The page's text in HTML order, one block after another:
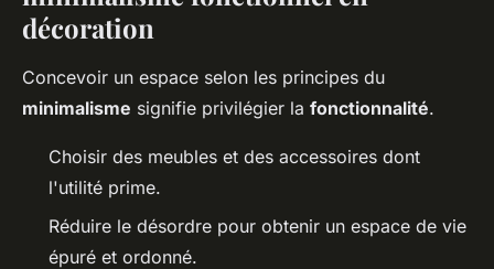
décoration
Concevoir un espace selon les principes du
minimalisme signifie privilégier la fonctionnalité.
Choisir des meubles et des accessoires dont
l'utilité prime.
Réduire le désordre pour obtenir un espace de vie
épuré et ordonné.